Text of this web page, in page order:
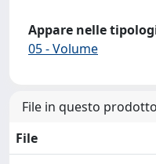
Appare nelle
05 - Volume
File in questo
File